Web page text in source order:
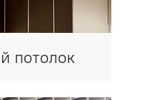
потолок